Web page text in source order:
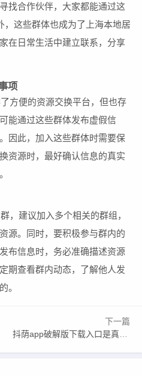
找合作伙伴，大家都能通过这
这些群体也成为了上海本地居
在日常生活中建立联系，分享
项
方便的资源交换平台，但也存
能通过这些群体发布虚假信
因此，加入这些群体时需要保
资源时，最好确认信息的真实
，建议加入多个相关的群组，
源。同时，要积极参与群内的
布信息时，务必准确描述资源
期查看群内动态，了解他人发
。
下一篇
抖荫app破解版下载入口是真的吗？如何下载及使用教程全解析